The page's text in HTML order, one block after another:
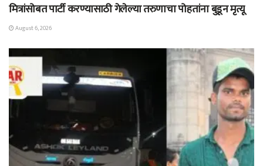
मित्रांसोबत पार्टी करण्यासाठी गेलेल्या तरुणाचा पोहतांना बुडून मृत्यू
August 6, 2026